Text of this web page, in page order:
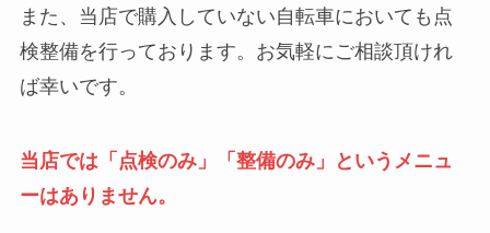
また、当店で購入していない自転車においても点
検整備を行っております。お気軽にご相談頂けれ
ば幸いです。
当店では「点検のみ」「整備のみ」というメニュ
ーはありません。